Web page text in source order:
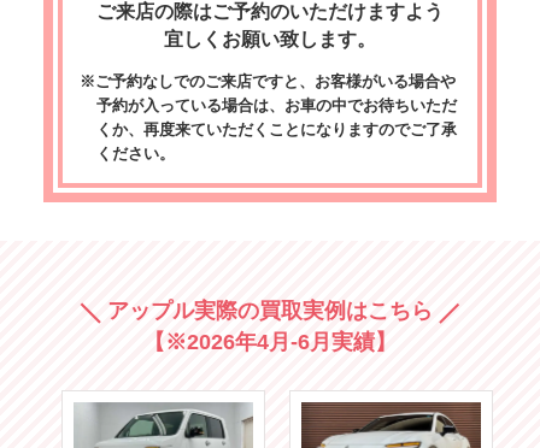
ご来店の際はご予約のいただけますよう
宜しくお願い致します。
※ご予約なしでのご来店ですと、お客様がいる場合や
予約が入っている場合は、お車の中でお待ちいただ
くか、再度来ていただくことになりますのでご了承
ください。
アップル実際の買取実例はこちら
【※2026年4月-6月実績】